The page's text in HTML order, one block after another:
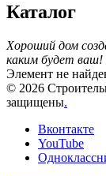
Каталог
Хороший дом
каким будет ваш!
Элемент не
© 2026
защищены.
Вконтакте
YouTube